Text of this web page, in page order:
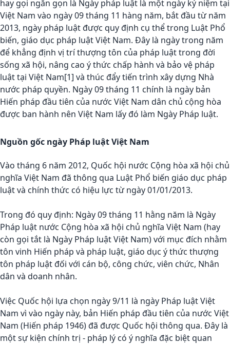
hay gọi ngắn gọn là Ngày pháp luật là một ngày kỷ niệm tại
Việt Nam vào ngày 09 tháng 11 hàng năm, bắt đầu từ năm
2013, ngày pháp luật được quy định cụ thể trong Luật Phổ
biến, giáo dục pháp luật Việt Nam. Đây là ngày trong năm
để khẳng định vị trí thượng tôn của pháp luật trong đời
sống xã hội, nâng cao ý thức chấp hành và bảo vệ pháp
luật tại Việt Nam[1] và thúc đẩy tiến trình xây dựng Nhà
nước pháp quyền. Ngày 09 tháng 11 chính là ngày bản
Hiến pháp đầu tiên của nước Việt Nam dân chủ cộng hòa
được ban hành nên Việt Nam lấy đó làm Ngày Pháp luật.
Nguồn gốc ngày Pháp luật Việt Nam
Vào tháng 6 năm 2012, Quốc hội nước Cộng hòa xã hội chủ
nghĩa Việt Nam đã thông qua Luật Phổ biến giáo dục pháp
luật và chính thức có hiệu lực từ ngày 01/01/2013.
Trong đó quy định: Ngày 09 tháng 11 hằng năm là Ngày
Pháp luật nước Cộng hòa xã hội chủ nghĩa Việt Nam (hay
còn gọi tắt là Ngày Pháp luật Việt Nam) với mục đích nhằm
tôn vinh Hiến pháp và pháp luật, giáo dục ý thức thượng
tôn pháp luật đối với cán bộ, công chức, viên chức, Nhân
dân và doanh nhân.
Việc Quốc hội lựa chọn ngày 9/11 là ngày Pháp luật Việt
Nam vì vào ngày này, bản Hiến pháp đầu tiên của nước Việt
Nam (Hiến pháp 1946) đã được Quốc hội thông qua. Đây là
một sự kiện chính trị - pháp lý có ý nghĩa đặc biệt quan